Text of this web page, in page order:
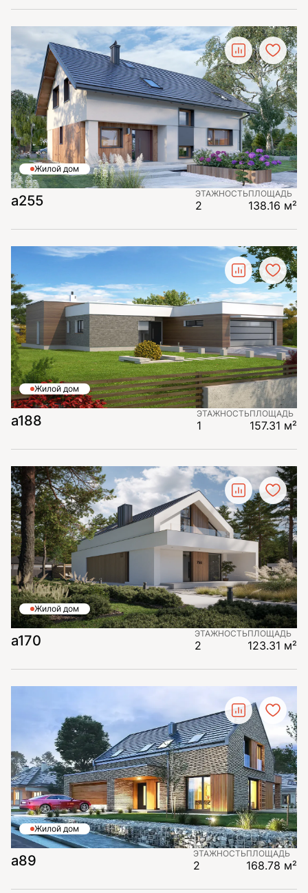
Жилой дом
а255 ЭТАЖНОСТЬ
2
ПЛОЩАДЬ
138.16 м²
Жилой дом
a188 ЭТАЖНОСТЬ
1
ПЛОЩАДЬ
157.31 м²
Жилой дом
a170 ЭТАЖНОСТЬ
2
ПЛОЩАДЬ
123.31 м²
Жилой дом
a89 ЭТАЖНОСТЬ
2
ПЛОЩАДЬ
168.78 м²